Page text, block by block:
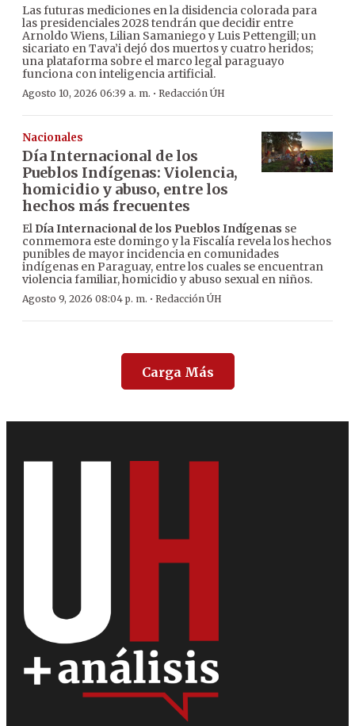
Las futuras mediciones en la disidencia colorada para
las presidenciales 2028 tendrán que decidir entre
Arnoldo Wiens, Lilian Samaniego y Luis Pettengill; un
sicariato en Tava’i dejó dos muertos y cuatro heridos;
una plataforma sobre el marco legal paraguayo
funciona con inteligencia artificial.
Agosto 10, 2026 06:39 a. m. · Redacción ÚH
Nacionales
Día Internacional de los
Pueblos Indígenas: Violencia,
homicidio y abuso, entre los
hechos más frecuentes
El Día Internacional de los Pueblos Indígenas se
conmemora este domingo y la Fiscalía revela los hechos
punibles de mayor incidencia en comunidades
indígenas en Paraguay, entre los cuales se encuentran
violencia familiar, homicidio y abuso sexual en niños.
Agosto 9, 2026 08:04 p. m. · Redacción ÚH
Carga Más